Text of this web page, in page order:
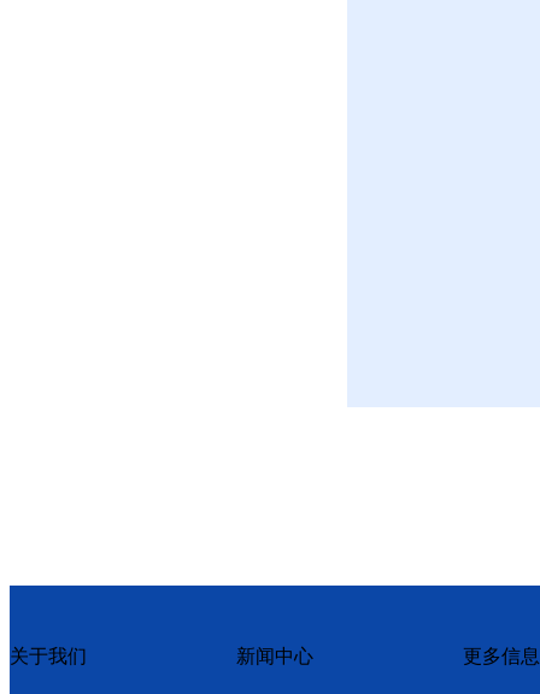
关于我们 新闻中心 更多信息